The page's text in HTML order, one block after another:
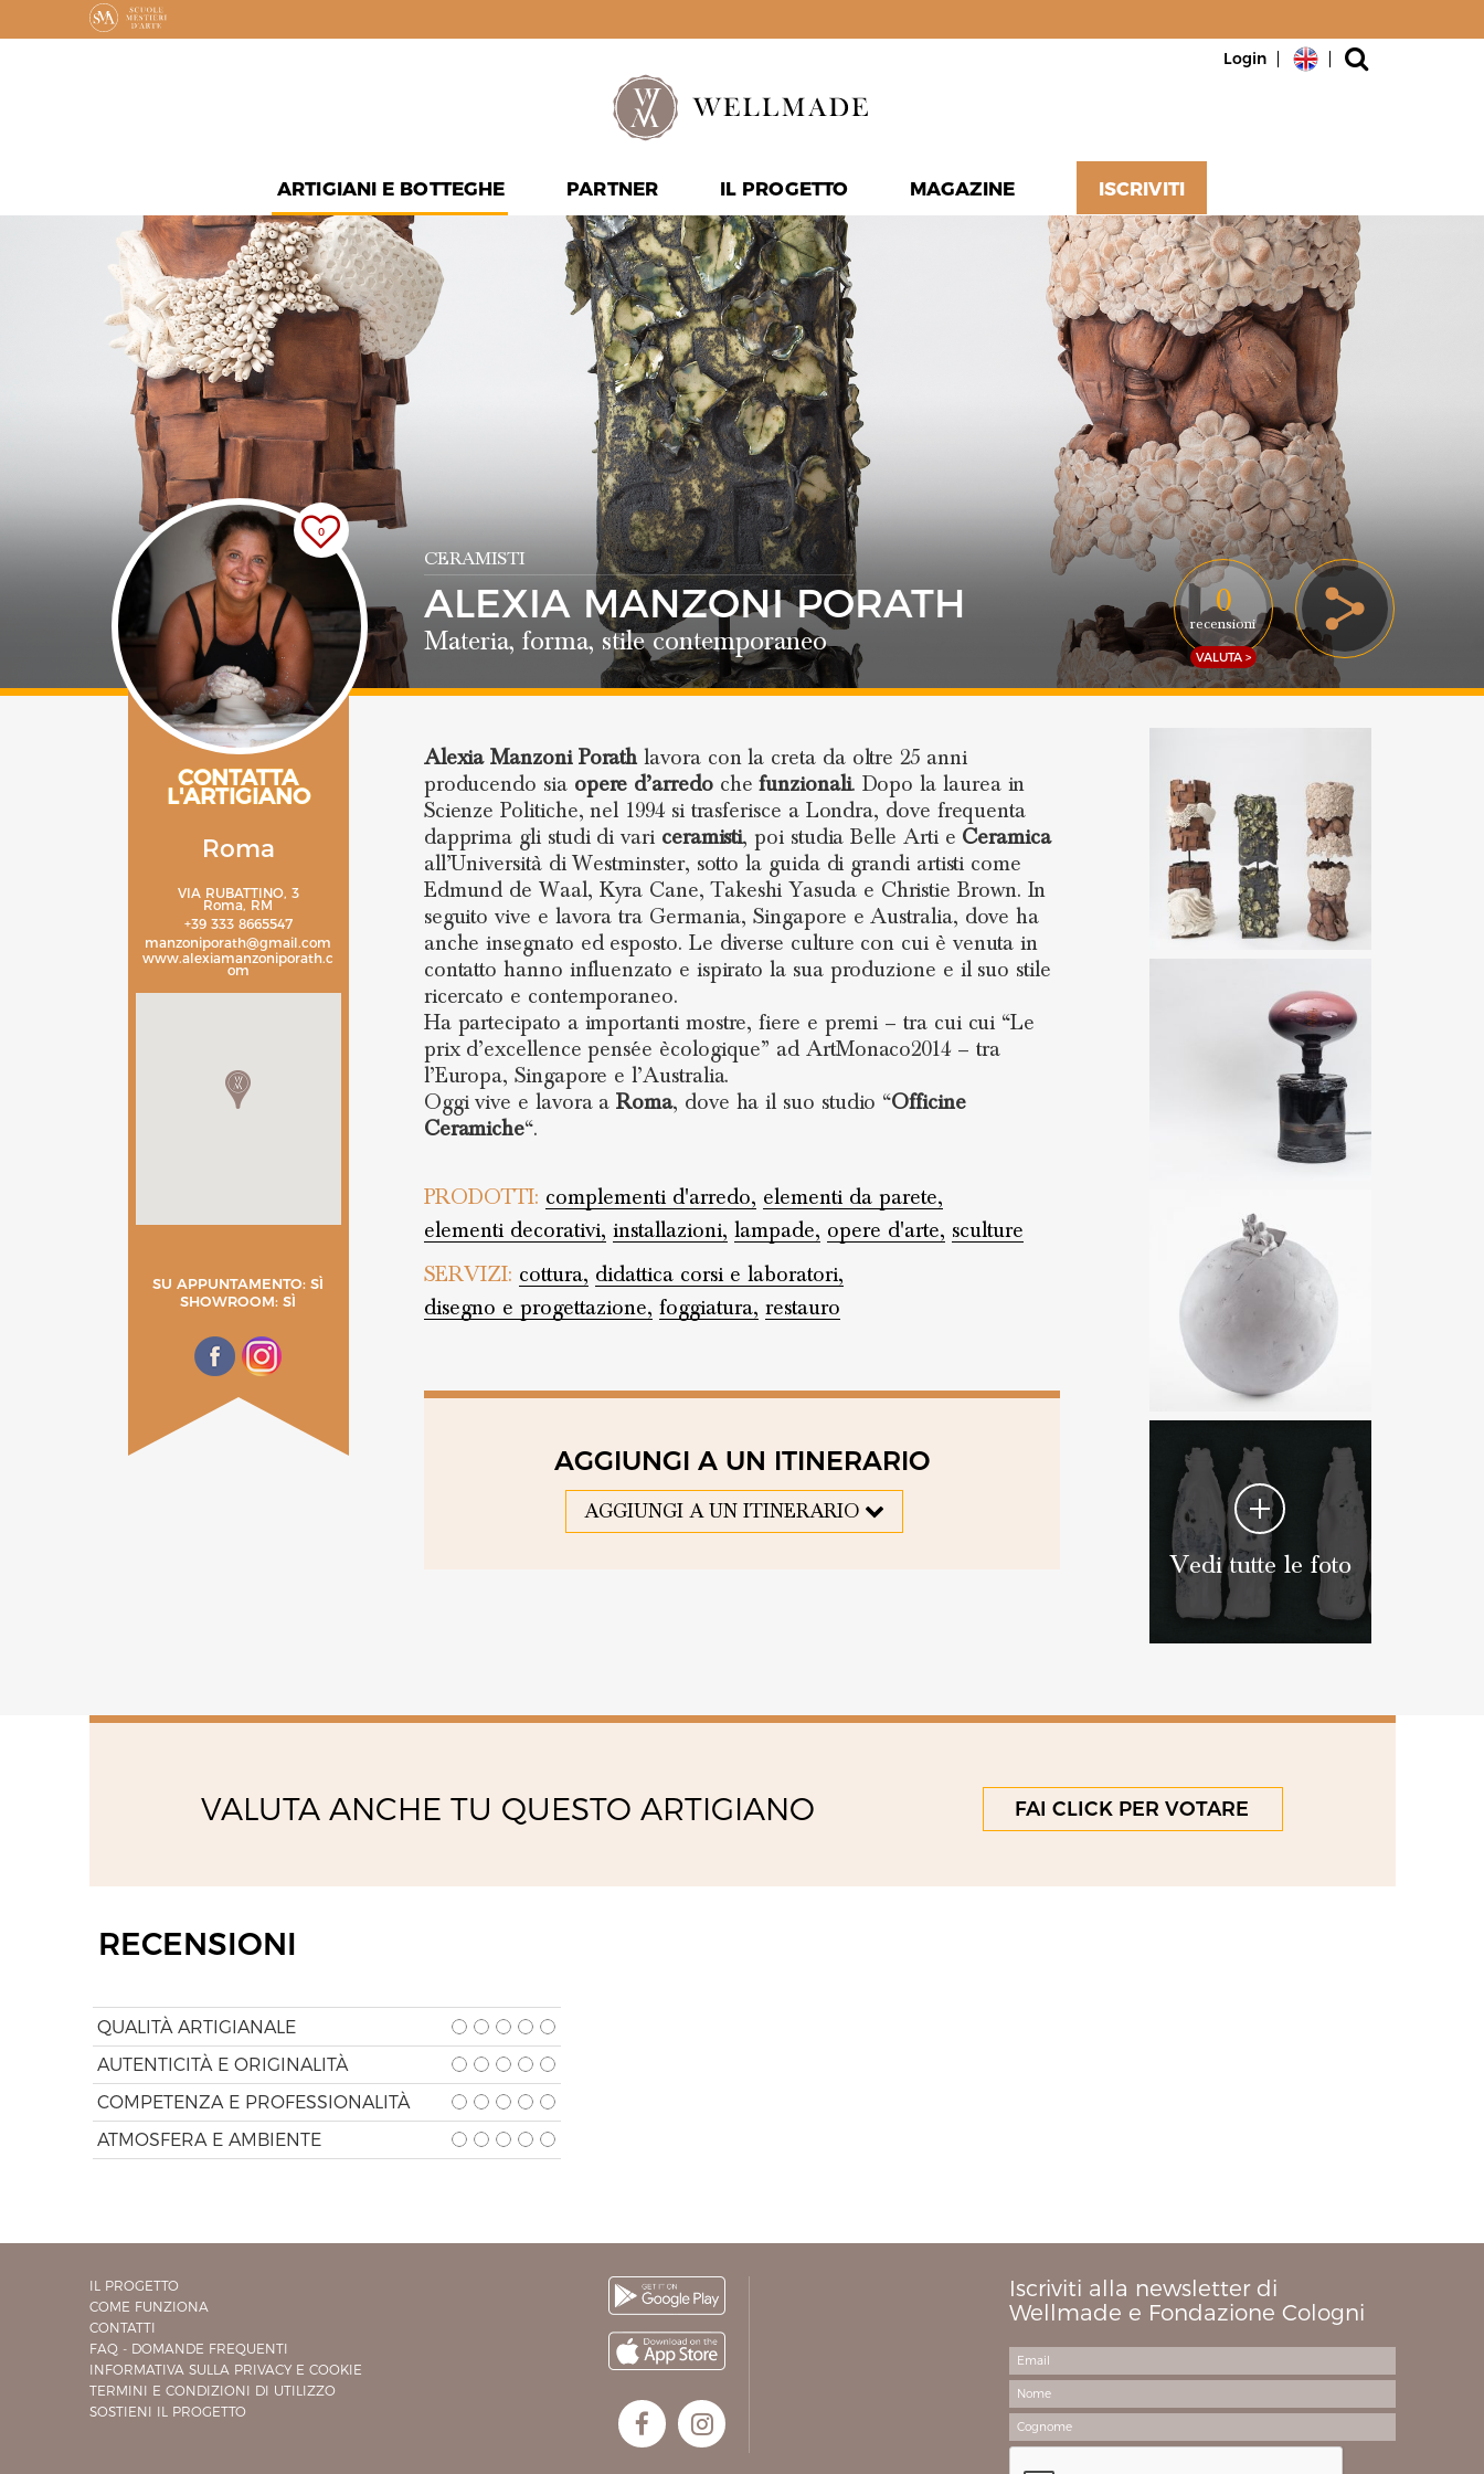
Login
ARTIGIANI E BOTTEGHE PARTNER IL PROGETTO MAGAZINE ISCRIVITI
0
CONTATTA
L'ARTIGIANO
Roma
VIA RUBATTINO, 3
Roma, RM
+39 333 8665547
manzoniporath@gmail.com
www.alexiamanzoniporath.c
om
SU APPUNTAMENTO: SÌ
SHOWROOM: SÌ
CERAMISTI
ALEXIA MANZONI PORATH
Materia, forma, stile contemporaneo
Alexia Manzoni Porathlavora con la creta da oltre 25 anni
producendo siaopere d’arredochefunzionali. Dopo la laurea in
Scienze Politiche, nel 1994 si trasferisce a Londra, dove frequenta
dapprima gli studi di vari ceramisti, poi studia Belle Arti e Ceramica
all’Università di Westminster, sotto la guida di grandi artisti come
Edmund de Waal, Kyra Cane, Takeshi Yasuda e Christie Brown. In
seguito vive e lavora tra Germania, Singapore e Australia, dove ha
anche insegnato ed esposto. Le diverse culture con cui è venuta in
contatto hanno influenzato e ispirato la sua produzione e il suo stile
ricercato e contemporaneo.
Ha partecipato a importanti mostre, fiere e premi – tra cui cui “Le
prix d’excellence pensée ècologique” ad ArtMonaco2014 – tra
l’Europa, Singapore e l’Australia.
Oggi vive e lavora aRoma, dove ha il suo studio “Officine
Ceramiche“.
PRODOTTI: complementi d'arredo, elementi da parete,
elementi decorativi, installazioni, lampade, opere d'arte, sculture
SERVIZI: cottura, didattica corsi e laboratori,
disegno e progettazione, foggiatura, restauro
AGGIUNGI A UN ITINERARIO
AGGIUNGI A UN ITINERARIO
Vedi tutte le foto
0
recensioni
VALUTA >
VALUTA ANCHE TU QUESTO ARTIGIANO FAI CLICK PER VOTARE
RECENSIONI
QUALITÀ ARTIGIANALE
AUTENTICITÀ E ORIGINALITÀ
COMPETENZA E PROFESSIONALITÀ
ATMOSFERA E AMBIENTE
IL PROGETTO
COME FUNZIONA
CONTATTI
FAQ - DOMANDE FREQUENTI
INFORMATIVA SULLA PRIVACY E COOKIE
TERMINI E CONDIZIONI DI UTILIZZO
SOSTIENI IL PROGETTO
Iscriviti alla newsletter di
Wellmade e Fondazione Cologni